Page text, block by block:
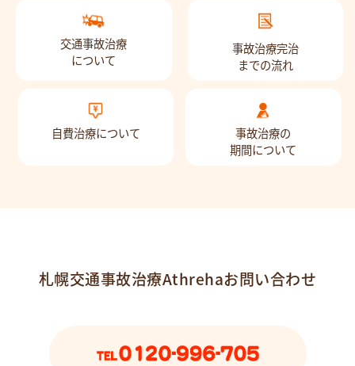
交通事故治療
について
事故治療完治
までの流れ
自費治療について
事故治療の
期間について
札幌交通事故治療Athrehaお問い合わせ